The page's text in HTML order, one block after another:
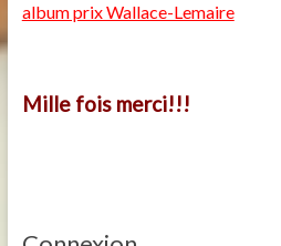
album prix Wallace-Lemaire
Mille fois merci!!!